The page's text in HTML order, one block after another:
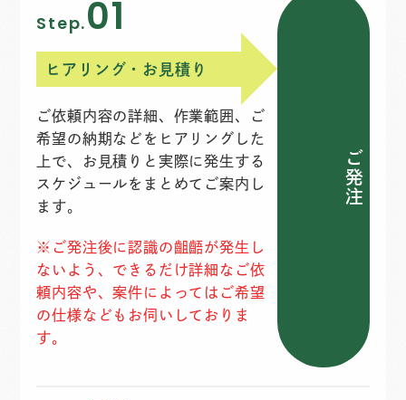
Step. 01
ヒアリング・お見積り
ご依頼内容の詳細、作業範囲、ご
希望の納期などをヒアリングした
上で、お見積りと実際に発生する
スケジュールをまとめてご案内し
ます。
※ご発注後に認識の齟齬が発生し
ないよう、できるだけ詳細なご依
頼内容や、案件によってはご希望
の仕様などもお伺いしておりま
す。
ご発注